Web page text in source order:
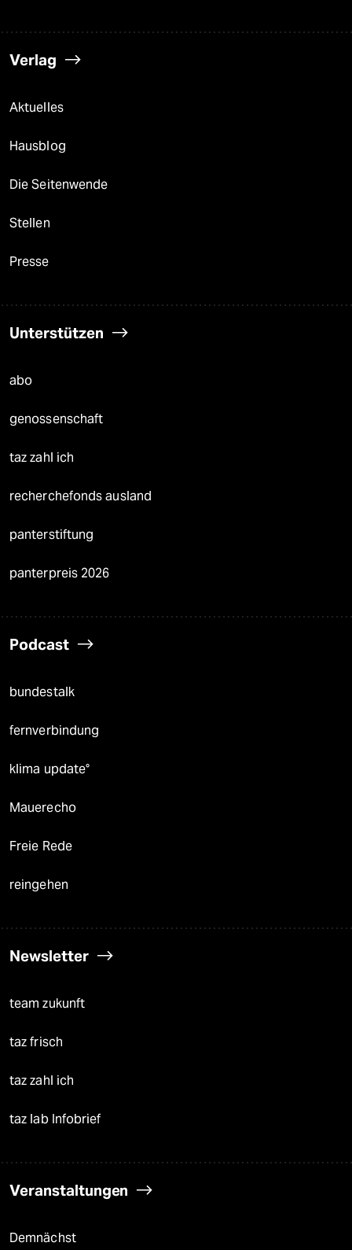
Verlag
Aktuelles
Hausblog
Die Seitenwende
Stellen
Presse
Unterstützen
abo
genossenschaft
taz zahl ich
recherchefonds ausland
panterstiftung
panterpreis 2026
Podcast
bundestalk
fernverbindung
klima update°
Mauerecho
Freie Rede
reingehen
Newsletter
team zukunft
taz frisch
taz zahl ich
taz lab Infobrief
Veranstaltungen
Demnächst